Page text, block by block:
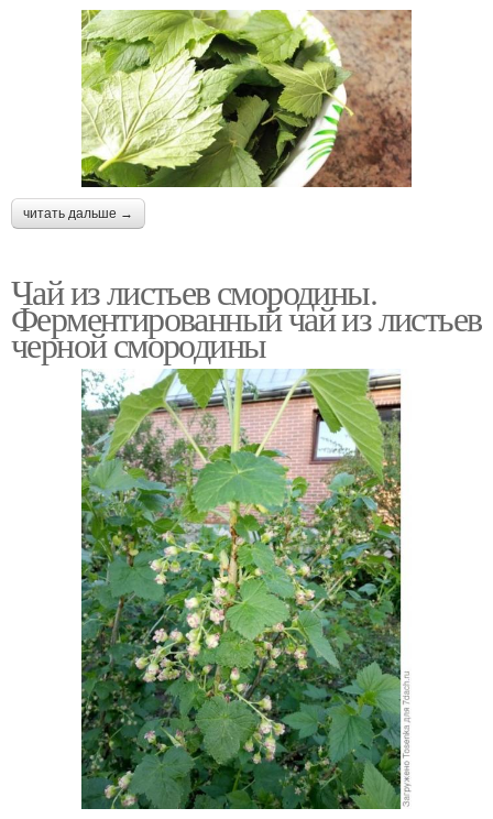
читать дальше →
Чай из листьев смородины.
Ферментированный чай из листьев
черной смородины